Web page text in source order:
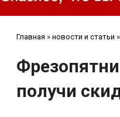
Главная » новости и статьи »
получи